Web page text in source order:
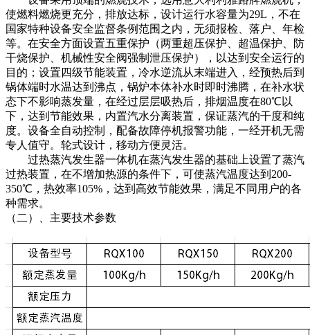
使燃料燃烧更充分，排放达标，设计运行水容量为29L，不在
国家特种设备安全监督条例范围之内，无须报检、落户、年检
等。在安全方面设置五重保护（两重超压保护、超温保护、防
干烧保护、机械性安全阀强制泄压保护），以达到安全运行的
目的；设置四级节能装置，冷水逆流从末端进入，经预热后到
锅体端时水温达到沸点，锅炉本体补水时即时沸腾，在补水状
态下不影响蒸发量，在经过层层吸热后，排烟温度在80℃以
下，达到节能效果，内置汽水分离装置，保证蒸汽的干度和纯
度。设备全自动控制，配备故障停机报警功能，一经开机无需
专人值守。轮式设计，移动方便灵活。
过热蒸汽发生器一体机在蒸汽发生器的基础上设置了蒸汽
过热装置，在不增加热源的条件下，可使蒸汽温度达到200-
350℃，热效率105%，达到高效节能效果，满足不同用户的各
种需求。
（二）、主要技术参数